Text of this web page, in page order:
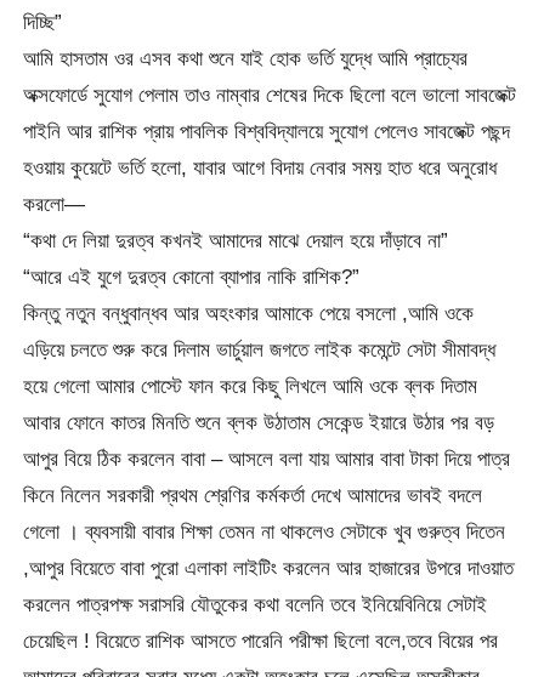
দিচ্ছি”
আমি হাসতাম ওর এসব কথা শুনে যাই হোক ভর্তি যুদ্ধে আমি প্রাচ্যের
অক্সফোর্ডে সুযোগ পেলাম তাও নাম্বার শেষের দিকে ছিলো বলে ভালো সাবজেক্ট
পাইনি আর রাশিক প্রায় পাবলিক বিশ্ববিদ্যালয়ে সুযোগ পেলেও সাবজেক্ট পছন্দ
হওয়ায় কুয়েটে ভর্তি হলো, যাবার আগে বিদায় নেবার সময় হাত ধরে অনুরোধ
করলো—
“কথা দে লিয়া দুরত্ব কখনই আমাদের মাঝে দেয়াল হয়ে দাঁড়াবে না”
“আরে এই যুগে দুরত্ব কোনো ব্যাপার নাকি রাশিক?”
কিন্তু নতুন বন্ধুবান্ধব আর অহংকার আমাকে পেয়ে বসলো ,আমি ওকে
এড়িয়ে চলতে শুরু করে দিলাম ভার্চুয়াল জগতে লাইক কমেন্টে সেটা সীমাবদ্ধ
হয়ে গেলো আমার পোস্টে ফান করে কিছু লিখলে আমি ওকে ব্লক দিতাম
আবার ফোনে কাতর মিনতি শুনে ব্লক উঠাতাম সেকেন্ড ইয়ারে উঠার পর বড়
আপুর বিয়ে ঠিক করলেন বাবা – আসলে বলা যায় আমার বাবা টাকা দিয়ে পাত্র
কিনে নিলেন সরকারী প্রথম শ্রেণির কর্মকর্তা দেখে আমাদের ভাবই বদলে
গেলো । ব্যবসায়ী বাবার শিক্ষা তেমন না থাকলেও সেটাকে খুব গুরুত্ব দিতেন
,আপুর বিয়েতে বাবা পুরো এলাকা লাইটিং করলেন আর হাজারের উপরে দাওয়াত
করলেন পাত্রপক্ষ সরাসরি যৌতুকের কথা বলেনি তবে ইনিয়েবিনিয়ে সেটাই
চেয়েছিল ! বিয়েতে রাশিক আসতে পারেনি পরীক্ষা ছিলো বলে,তবে বিয়ের পর